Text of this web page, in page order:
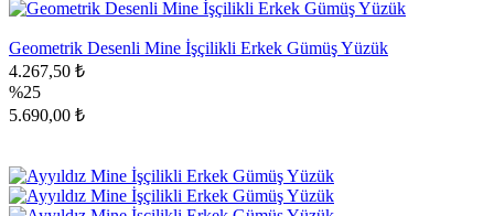
Geometrik Desenli Mine İşçilikli Erkek Gümüş Yüzük
4.267,50 ₺
%25
5.690,00 ₺